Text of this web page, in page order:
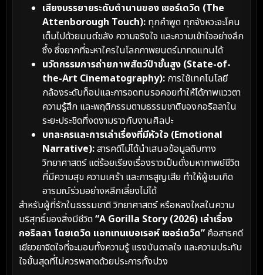
เสียงบรรยายระดับตำนานของ เซอร์เดวิด (The
Attenborough Touch): ทุกคำพูด ทุกจังหวะจะโคน
เต็มไปด้วยมนต์ขลัง ความจริงใจ และความเข้าใจอย่างลึก
ซึ้ง ซึ่งยากที่จะหาใครในโลกภาพยนตร์มาทดแทนได้
นวัตกรรมการถ่ายภาพสัตว์ป่าขั้นสูง (State-of-
the-Art Cinematography): การใช้เทคโนโลยี
กล้องระดับท็อปและการอดทนรอคอยทำให้ได้ภาพแววตา
ความรู้สึก และพฤติกรรมตามธรรมชาติของกอริลลาใน
ระยะประชิดที่งดงามราวกับงานศิลปะ
บทละครและการเล่าเรื่องที่มีหัวใจ (Emotional
Narrative):สารคดีไม่ได้นำเสนอข้อมูลดิบทาง
วิทยาศาสตร์ แต่ร้อยเรียงเรื่องราวเป็นดั่งมหากาพย์ชีวิต
ที่มีความสุข ความเศร้า และการสูญเสีย ทำให้ผู้ชมเกิด
อารมณ์ร่วมอย่างหลีกเลี่ยงไม่ได้
สำหรับผู้ที่รักในธรรมชาติ วิทยาศาสตร์ หรือหลงใหลในความ
บริสุทธิ์ของสิ่งมีชีวิต“A Gorilla Story (2026) เล่าเรื่อง
กอริลลา โดยเดวิด แอทเทนเบอเรอห์ เซอร์เดวิด” คือสารคดี
เยียวยาจิตใจที่จะมอบทั้งความรู้ แรงบันดาลใจ และความประทับ
ใจขั้นสุดที่ไม่ควรพลาดด้วยประการทั้งปวง